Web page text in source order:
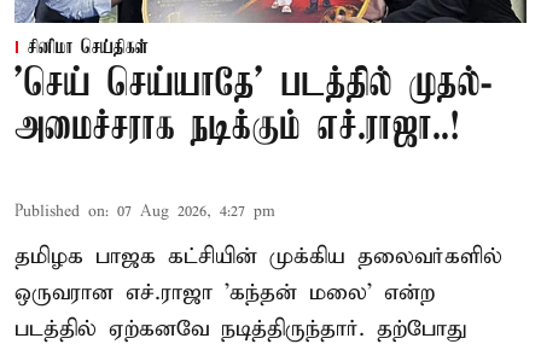
சினிமா செய்திகள்
'செய் செய்யாதே' படத்தில் முதல்-
அமைச்சராக நடிக்கும் எச்.ராஜா..!
Published on: 07 Aug 2026, 4:27 pm
தமிழக பாஜக கட்சியின் முக்கிய தலைவர்களில்
ஒருவரான எச்.ராஜா 'கந்தன் மலை' என்ற
படத்தில் ஏற்கனவே நடித்திருந்தார். தற்போது